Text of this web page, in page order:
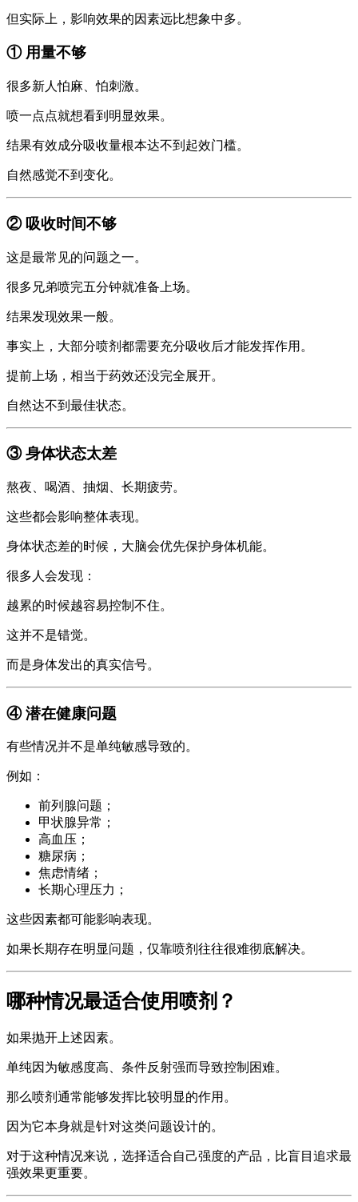
但实际上，影响效果的因素远比想象中多。
① 用量不够
很多新人怕麻、怕刺激。
喷一点点就想看到明显效果。
结果有效成分吸收量根本达不到起效门槛。
自然感觉不到变化。
② 吸收时间不够
这是最常见的问题之一。
很多兄弟喷完五分钟就准备上场。
结果发现效果一般。
事实上，大部分喷剂都需要充分吸收后才能发挥作用。
提前上场，相当于药效还没完全展开。
自然达不到最佳状态。
③ 身体状态太差
熬夜、喝酒、抽烟、长期疲劳。
这些都会影响整体表现。
身体状态差的时候，大脑会优先保护身体机能。
很多人会发现：
越累的时候越容易控制不住。
这并不是错觉。
而是身体发出的真实信号。
④ 潜在健康问题
有些情况并不是单纯敏感导致的。
例如：
前列腺问题；
甲状腺异常；
高血压；
糖尿病；
焦虑情绪；
长期心理压力；
这些因素都可能影响表现。
如果长期存在明显问题，仅靠喷剂往往很难彻底解决。
哪种情况最适合使用喷剂？
如果抛开上述因素。
单纯因为敏感度高、条件反射强而导致控制困难。
那么喷剂通常能够发挥比较明显的作用。
因为它本身就是针对这类问题设计的。
对于这种情况来说，选择适合自己强度的产品，比盲目追求最
强效果更重要。